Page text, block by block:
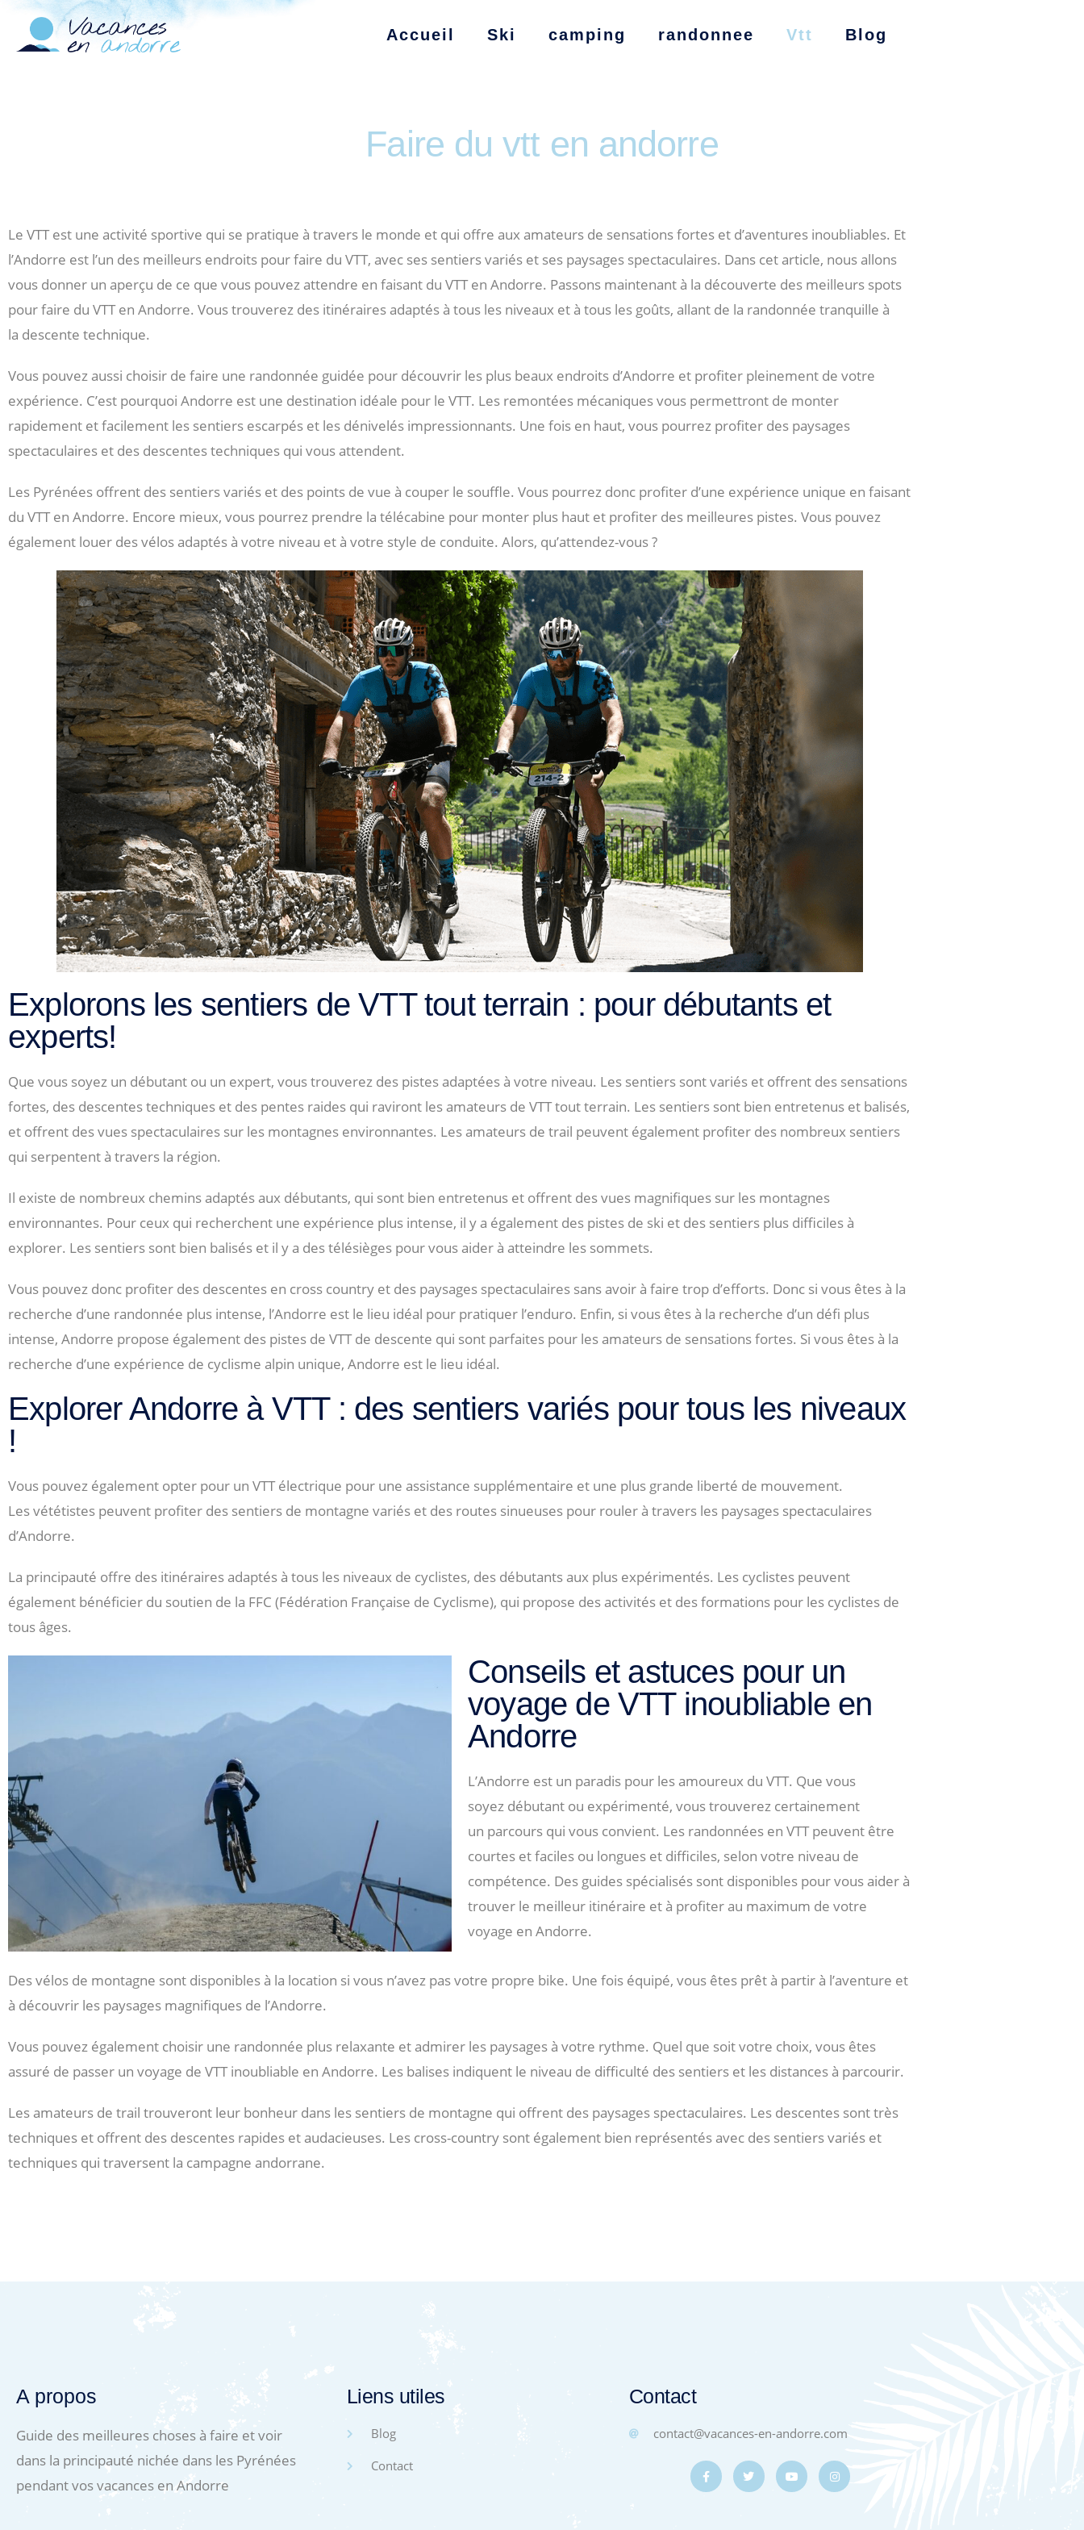
Accueil Ski camping randonnee Vtt Blog
Faire du vtt en andorre
Le VTT est une activité sportive qui se pratique à travers le monde et qui offre aux amateurs de sensations fortes et d’aventures inoubliables. Et
l’Andorre est l’un des meilleurs endroits pour faire du VTT, avec ses sentiers variés et ses paysages spectaculaires. Dans cet article, nous allons
vous donner un aperçu de ce que vous pouvez attendre en faisant du VTT en Andorre. Passons maintenant à la découverte des meilleurs spots
pour faire du VTT en Andorre. Vous trouverez des itinéraires adaptés à tous les niveaux et à tous les goûts, allant de la randonnée tranquille à
la descente technique.
Vous pouvez aussi choisir de faire une randonnée guidée pour découvrir les plus beaux endroits d’Andorre et profiter pleinement de votre
expérience. C’est pourquoi Andorre est une destination idéale pour le VTT. Les remontées mécaniques vous permettront de monter
rapidement et facilement les sentiers escarpés et les dénivelés impressionnants. Une fois en haut, vous pourrez profiter des paysages
spectaculaires et des descentes techniques qui vous attendent.
Les Pyrénées offrent des sentiers variés et des points de vue à couper le souffle. Vous pourrez donc profiter d’une expérience unique en faisant
du VTT en Andorre. Encore mieux, vous pourrez prendre la télécabine pour monter plus haut et profiter des meilleures pistes. Vous pouvez
également louer des vélos adaptés à votre niveau et à votre style de conduite. Alors, qu’attendez-vous ?
Explorons les sentiers de VTT tout terrain : pour débutants et
experts!
Que vous soyez un débutant ou un expert, vous trouverez des pistes adaptées à votre niveau. Les sentiers sont variés et offrent des sensations
fortes, des descentes techniques et des pentes raides qui raviront les amateurs de VTT tout terrain. Les sentiers sont bien entretenus et balisés,
et offrent des vues spectaculaires sur les montagnes environnantes. Les amateurs de trail peuvent également profiter des nombreux sentiers
qui serpentent à travers la région.
Il existe de nombreux chemins adaptés aux débutants, qui sont bien entretenus et offrent des vues magnifiques sur les montagnes
environnantes. Pour ceux qui recherchent une expérience plus intense, il y a également des pistes de ski et des sentiers plus difficiles à
explorer. Les sentiers sont bien balisés et il y a des télésièges pour vous aider à atteindre les sommets.
Vous pouvez donc profiter des descentes en cross country et des paysages spectaculaires sans avoir à faire trop d’efforts. Donc si vous êtes à la
recherche d’une randonnée plus intense, l’Andorre est le lieu idéal pour pratiquer l’enduro. Enfin, si vous êtes à la recherche d’un défi plus
intense, Andorre propose également des pistes de VTT de descente qui sont parfaites pour les amateurs de sensations fortes. Si vous êtes à la
recherche d’une expérience de cyclisme alpin unique, Andorre est le lieu idéal.
Explorer Andorre à VTT : des sentiers variés pour tous les niveaux
!
Vous pouvez également opter pour un VTT électrique pour une assistance supplémentaire et une plus grande liberté de mouvement.
Les vététistes peuvent profiter des sentiers de montagne variés et des routes sinueuses pour rouler à travers les paysages spectaculaires
d’Andorre.
La principauté offre des itinéraires adaptés à tous les niveaux de cyclistes, des débutants aux plus expérimentés. Les cyclistes peuvent
également bénéficier du soutien de la FFC (Fédération Française de Cyclisme), qui propose des activités et des formations pour les cyclistes de
tous âges.
Conseils et astuces pour un
voyage de VTT inoubliable en
Andorre
L’Andorre est un paradis pour les amoureux du VTT. Que vous
soyez débutant ou expérimenté, vous trouverez certainement
un parcours qui vous convient. Les randonnées en VTT peuvent être
courtes et faciles ou longues et difficiles, selon votre niveau de
compétence. Des guides spécialisés sont disponibles pour vous aider à
trouver le meilleur itinéraire et à profiter au maximum de votre
voyage en Andorre.
Des vélos de montagne sont disponibles à la location si vous n’avez pas votre propre bike. Une fois équipé, vous êtes prêt à partir à l’aventure et
à découvrir les paysages magnifiques de l’Andorre.
Vous pouvez également choisir une randonnée plus relaxante et admirer les paysages à votre rythme. Quel que soit votre choix, vous êtes
assuré de passer un voyage de VTT inoubliable en Andorre. Les balises indiquent le niveau de difficulté des sentiers et les distances à parcourir.
Les amateurs de trail trouveront leur bonheur dans les sentiers de montagne qui offrent des paysages spectaculaires. Les descentes sont très
techniques et offrent des descentes rapides et audacieuses. Les cross-country sont également bien représentés avec des sentiers variés et
techniques qui traversent la campagne andorrane.
A propos
Guide des meilleures choses à faire et voir
dans la principauté nichée dans les Pyrénées
pendant vos vacances en Andorre
Liens utiles
Blog
Contact
Contact
contact@vacances-en-andorre.com